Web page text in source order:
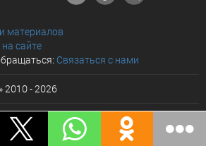
материалов
сайте
Связаться с нами
2010 - 2026